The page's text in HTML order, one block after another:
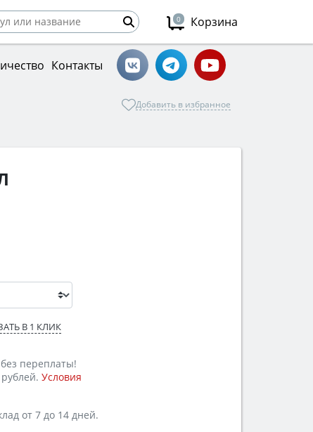
0 Корзина
Контакты
Добавить в избранное
В 1 КЛИК
переплаты!
Условия
от 7 до 14 дней.